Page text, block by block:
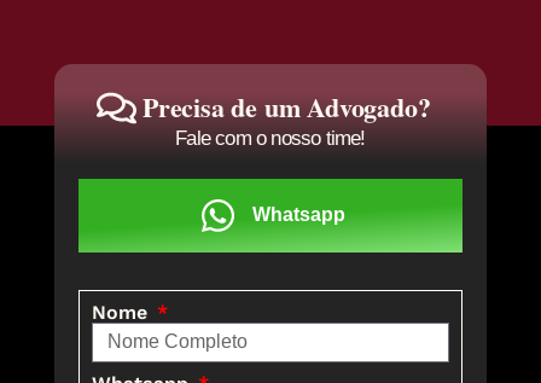
Precisa de um Advogado?
Fale com o nosso time!
Whatsapp
Nome